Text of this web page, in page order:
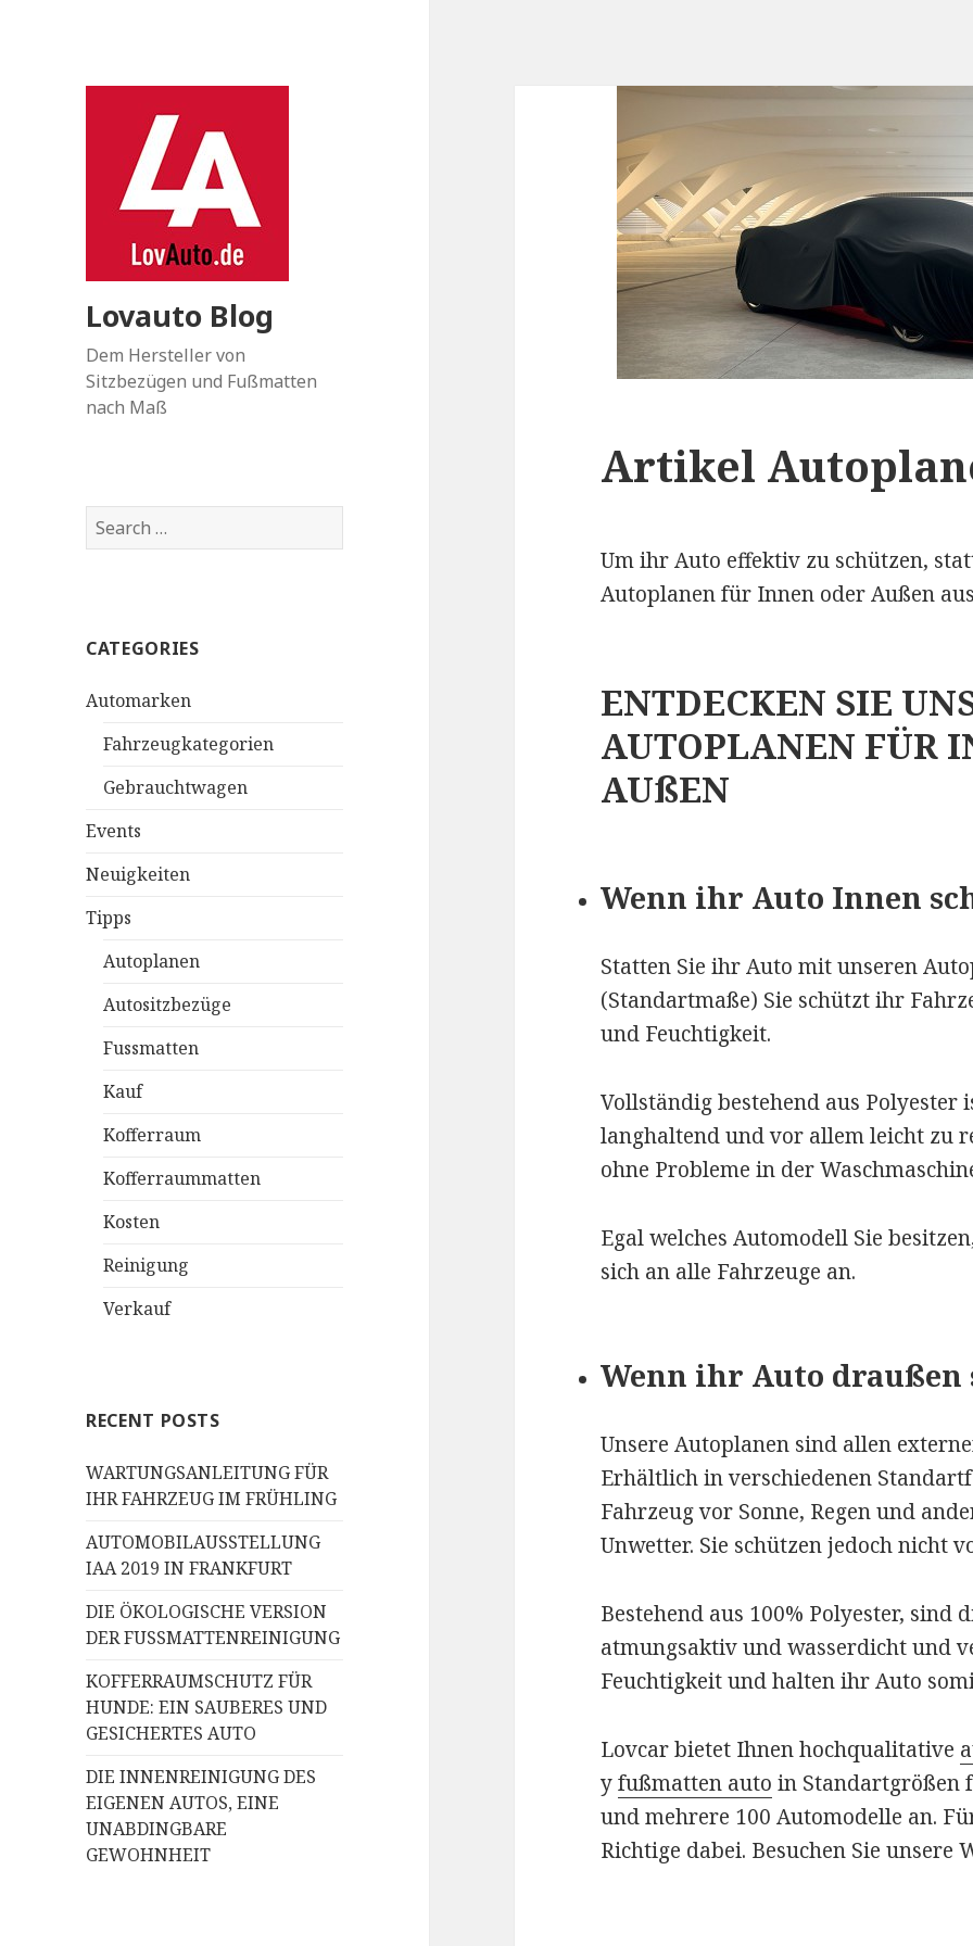
Lovauto Blog
Dem Hersteller von
Sitzbezügen und Fußmatten
nach Maß
S
e
h
o
CATEGORIES
Automarken
Fahrzeugkategorien
Gebrauchtwagen
Events
Neuigkeiten
Tipps
Autoplanen
Autositzbezüge
Fussmatten
Kauf
Kofferraum
Kofferraummatten
Kosten
Reinigung
Verkauf
RECENT POSTS
WARTUNGSANLEITUNG FÜR
IHR FAHRZEUG IM FRÜHLING
AUTOMOBILAUSSTELLUNG
IAA 2019 IN FRANKFURT
DIE ÖKOLOGISCHE VERSION
DER FUSSMATTENREINIGUNG
KOFFERRAUMSCHUTZ FÜR
HUNDE: EIN SAUBERES UND
GESICHERTES AUTO
DIE INNENREINIGUNG DES
EIGENEN AUTOS, EINE
UNABDINGBARE
GEWOHNHEIT
Artikel
Um ihr Auto effektiv zu schützen,
Autoplanen für Innen oder Außen
ENTDECKEN SIE
AUTOPLANEN FÜR
AUßEN
Wenn ihr Auto Innen
Statten Sie ihr Auto mit unseren
(Standartmaße) Sie schützt ihr
und Feuchtigkeit.
Vollständig bestehend aus Polyester
langhaltend und vor allem leicht zu
ohne Probleme in der
Egal welches Automodell Sie
sich an alle Fahrzeuge an.
Wenn ihr Auto
Unsere Autoplanen sind allen
Erhältlich in verschiedenen
Fahrzeug vor Sonne, Regen und
Unwetter. Sie schützen jedoch nicht
Bestehend aus 100% Polyester, sind
atmungsaktiv und wasserdicht und
Feuchtigkeit und halten ihr Auto
Lovcar bietet Ihnen hochqualitative
yfußmatten auto in Standartgrößen
und mehrere 100 Automodelle an.
Richtige dabei. Besuchen Sie unsere